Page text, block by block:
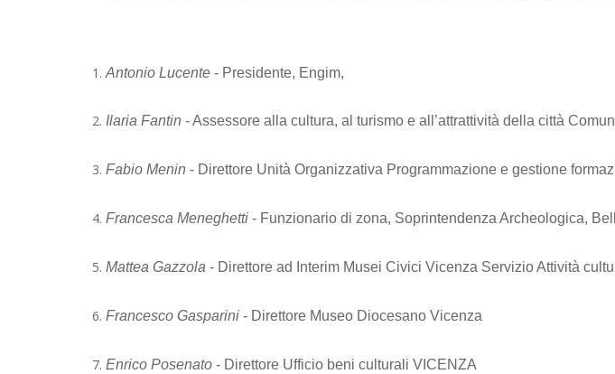
Antonio Lucente - Presidente, Engim,
Ilaria Fantin - Assessore alla cultura, al turismo e all’attrattività della città
Fabio Menin - Direttore Unità Organizzativa Programmazione e gestione
Francesca Meneghetti - Funzionario di zona, Soprintendenza Archeologica,
Mattea Gazzola - Direttore ad Interim Musei Civici Vicenza Servizio Attività
Francesco Gasparini - Direttore Museo Diocesano Vicenza
Enrico Posenato - Direttore Ufficio beni culturali VICENZA